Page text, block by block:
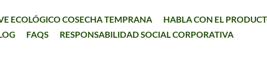
ECOLÓGICO COSECHA TEMPRANA
HABLA CON EL
FAQS RESPONSABILIDAD SOCIAL CORPORATIVA